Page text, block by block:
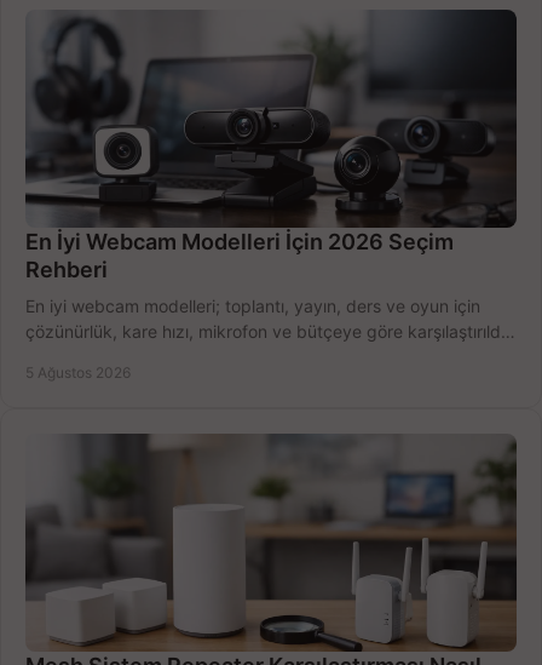
En İyi Webcam Modelleri İçin 2026 Seçim
Rehberi
En iyi webcam modelleri; toplantı, yayın, ders ve oyun için
çözünürlük, kare hızı, mikrofon ve bütçeye göre karşılaştırıldı.
5 Ağustos 2026